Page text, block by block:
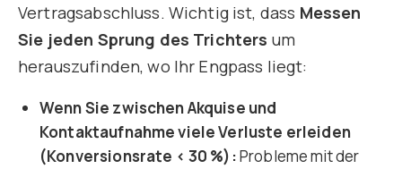
Vertragsabschluss. Wichtig ist, dass Messen
Sie jeden Sprung des Trichters um
herauszufinden, wo Ihr Engpass liegt:
Wenn Sie zwischen Akquise und
Kontaktaufnahme viele Verluste erleiden
(Konversionsrate < 30 %):Probleme mit der